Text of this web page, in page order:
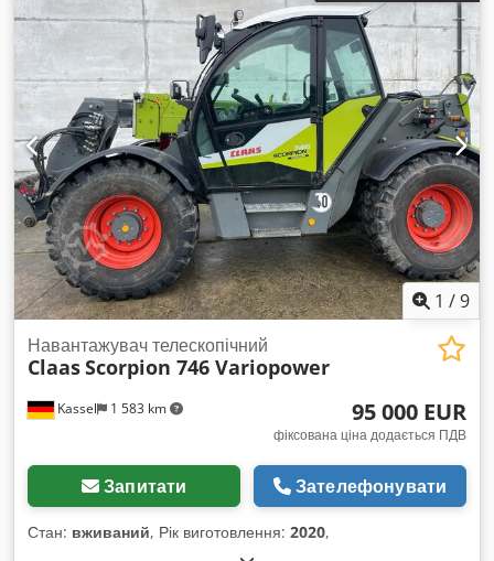
1 /9
Kassel 1 583 km
Навантажувач телескопічний
ClaasScorpion 746 Variopower
95 000 EUR
фіксована ціна додається ПДВ
Запитати Зателефонувати
Стан: вживаний, Рік виготовлення: 2020,